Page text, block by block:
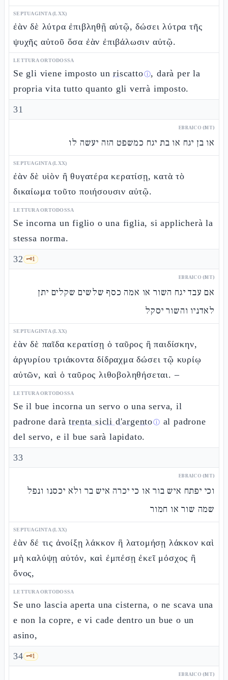
SEPTUAGINTA (LXX)
ἐὰν δὲ λύτρα ἐπιβληθῇ αὐτῷ, δώσει λύτρα τῆς
ψυχῆς αὐτοῦ ὅσα ἐὰν ἐπιβάλωσιν αὐτῷ.
LETTURA ORTODOSSA
Se gli viene imposto unriscattoⓘ, darà per la
propria vita tutto quanto gli verrà imposto.
31
EBRAICO (MT)
או בן יגח או בת יגח כמשפט הזה יעשה לו
SEPTUAGINTA (LXX)
ἐὰν δὲ υἱὸν ἢ θυγατέρα κερατίσῃ, κατὰ τὸ
δικαίωμα τοῦτο ποιήσουσιν αὐτῷ.
LETTURA ORTODOSSA
Se incorna un figlio o una figlia, si applicherà la
stessa norma.
32 🗝️1
EBRAICO (MT)
אם עבד יגח השור או אמה כסף שלשים שקלים יתן
לאדניו והשור יסקל
SEPTUAGINTA (LXX)
ἐὰν δὲ παῖδα κερατίσῃ ὁ ταῦρος ἢ παιδίσκην,
ἀργυρίου τριάκοντα δίδραχμα δώσει τῷ κυρίῳ
αὐτῶν, καὶ ὁ ταῦρος λιθοβοληθήσεται. –
LETTURA ORTODOSSA
Se il bue incorna un servo o una serva, il
padrone daràtrenta sicli d'argentoⓘ al padrone
del servo, e il bue sarà lapidato.
33
EBRAICO (MT)
וכי יפתח איש בור או כי יכרה איש בר ולא יכסנו ונפל
שמה שור או חמור
SEPTUAGINTA (LXX)
ἐὰν δέ τις ἀνοίξῃ λάκκον ἢ λατομήσῃ λάκκον καὶ
μὴ καλύψῃ αὐτόν, καὶ ἐμπέσῃ ἐκεῖ μόσχος ἢ
ὄνος,
LETTURA ORTODOSSA
Se uno lascia aperta una cisterna, o ne scava una
e non la copre, e vi cade dentro un bue o un
asino,
34 🗝️1
EBRAICO (MT)